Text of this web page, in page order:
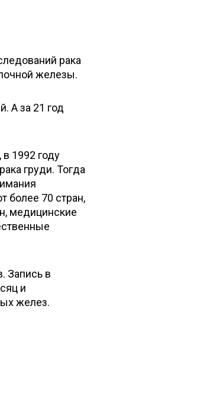
рака
железы.
А за 21 год
1992 году
груди. Тогда
более 70 стран,
медицинские
Запись в
и
желез.